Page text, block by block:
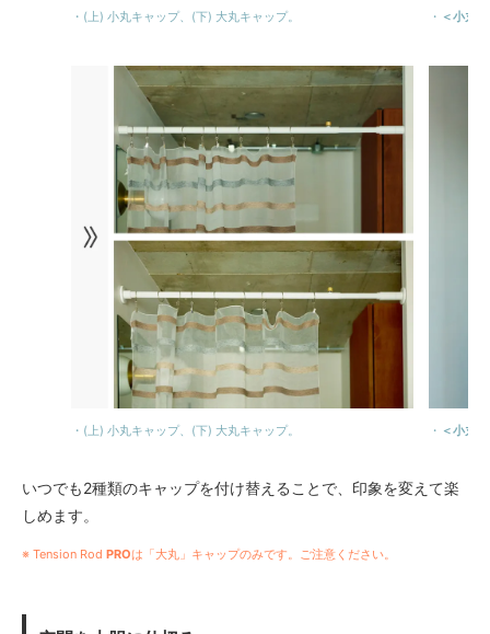
・(上) 小丸キャップ、(下) 大丸キャップ。 ・ ＜小丸
・(上) 小丸キャップ、(下) 大丸キャップ。 ・ ＜小丸
いつでも2種類のキャップを付け替えることで、印象を変えて楽
しめます。
※ Tension Rod PROは「大丸」キャップのみです。ご注意ください。